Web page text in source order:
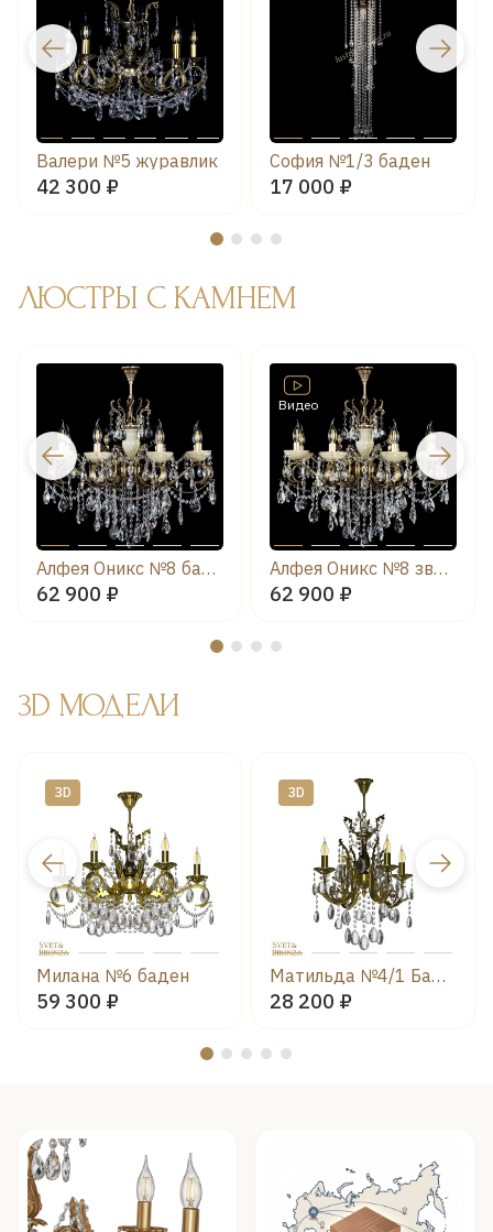
Валери №5 журавлик
42 300 ₽
София №1/3 баден
17 000 ₽
ЛЮСТРЫ С КАМНЕМ
Алфея Оникс №8 баден
62 900 ₽
Видео
Алфея Оникс №8 звездочка
62 900 ₽
3D МОДЕЛИ
ЗD
Милана №6 баден
59 300 ₽
ЗD
Матильда №4/1 Баден
28 200 ₽